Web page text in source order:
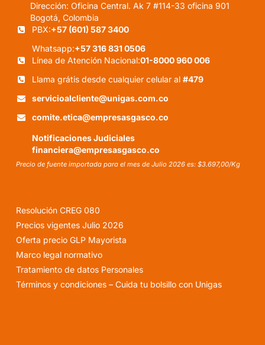
Dirección: Oficina Central. Ak 7 #114-33 oficina 901
Bogotá, Colombia
PBX:+57 (601) 587 3400
Whatsapp:+57 316 831 0506
Línea de Atención Nacional:01-8000 960 006
Llama grátis desde cualquier celular al#479
servicioalcliente@unigas.com.co
comite.etica@empresasgasco.co
Notificaciones Judiciales
financiera@empresasgasco.co
Precio de fuente importada para el mes de Julio 2026 es: $3.697,00/Kg
Resolución CREG 080
Precios vigentes Julio 2026
Oferta precio GLP Mayorista
Marco legal normativo
Tratamiento de datos Personales
Términos y condiciones – Cuida tu bolsillo con Unigas